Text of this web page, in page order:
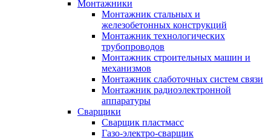
Монтажники
Монтажник стальных и
железобетонных конструкций
Монтажник технологических
трубопроводов
Монтажник строительных машин и
механизмов
Монтажник слаботочных систем связи
Монтажник радиоэлектронной
аппаратуры
Сварщики
Сварщик пластмасс
Газо-электро-сварщик